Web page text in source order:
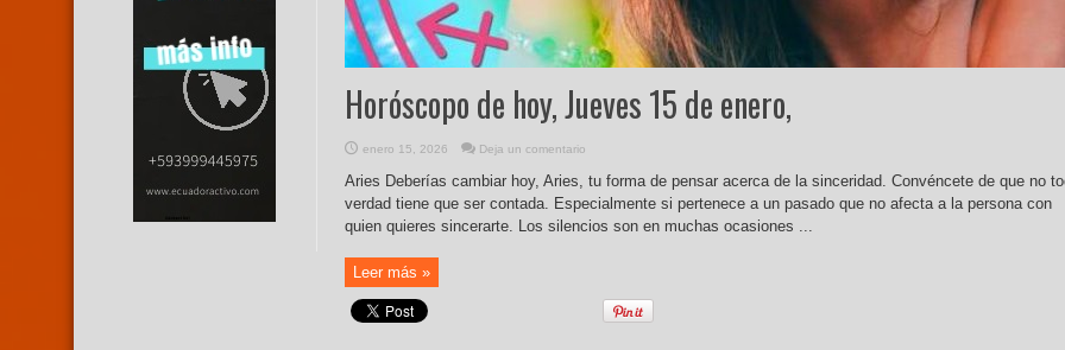
Horóscopo de hoy, Jueves 15 de enero,
enero 15, 2026 Deja un comentario
Aries Deberías cambiar hoy, Aries, tu forma de pensar acerca de la sinceridad. Convéncete de que no
verdad tiene que ser contada. Especialmente si pertenece a un pasado que no afecta a la persona con
quien quieres sincerarte. Los silencios son en muchas ocasiones ...
Leer más »